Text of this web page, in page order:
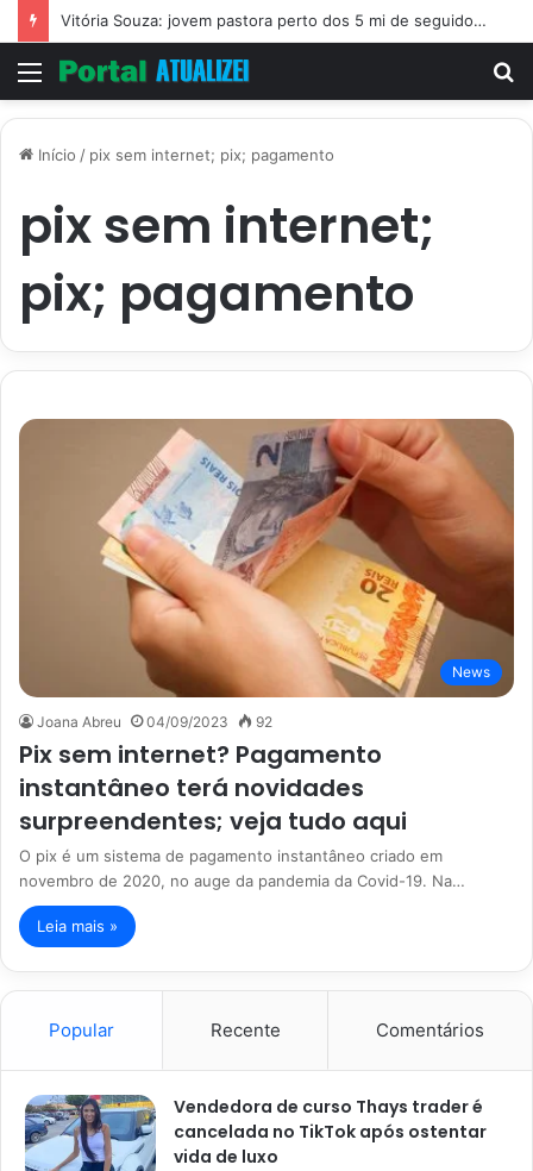
Vitória Souza: jovem pastora perto dos 5 mi de seguidores na web
Menu
Início / pix sem internet; pix; pagamento
pix sem internet;
pix; pagamento
News
Joana Abreu 04/09/2023 92
Pix sem internet? Pagamento
instantâneo terá novidades
surpreendentes; veja tudo aqui
O pix é um sistema de pagamento instantâneo criado em
novembro de 2020, no auge da pandemia da Covid-19. Na…
Leia mais »
Popular Recente Comentários
Vendedora de curso Thays trader é
cancelada no TikTok após ostentar
vida de luxo